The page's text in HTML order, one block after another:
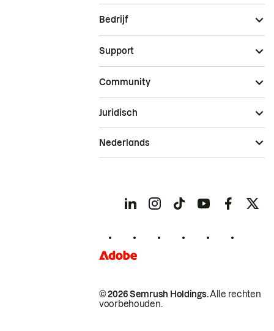
Bedrijf
Support
Community
© 2026 Semrush Holdings.Alle rechten
voorbehouden.
Juridisch
Nederlands